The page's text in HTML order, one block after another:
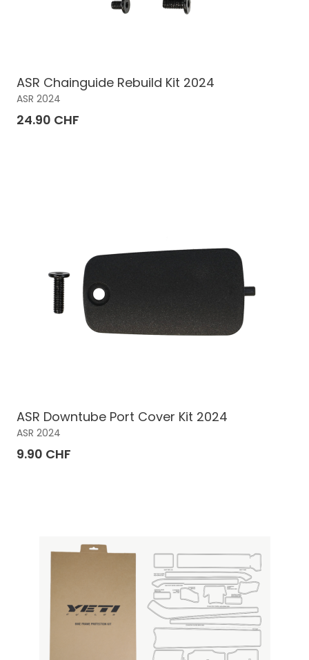
ASR Chainguide Rebuild Kit 2024
ASR 2024
24.90 CHF
ASR Downtube Port Cover Kit 2024
ASR 2024
9.90 CHF